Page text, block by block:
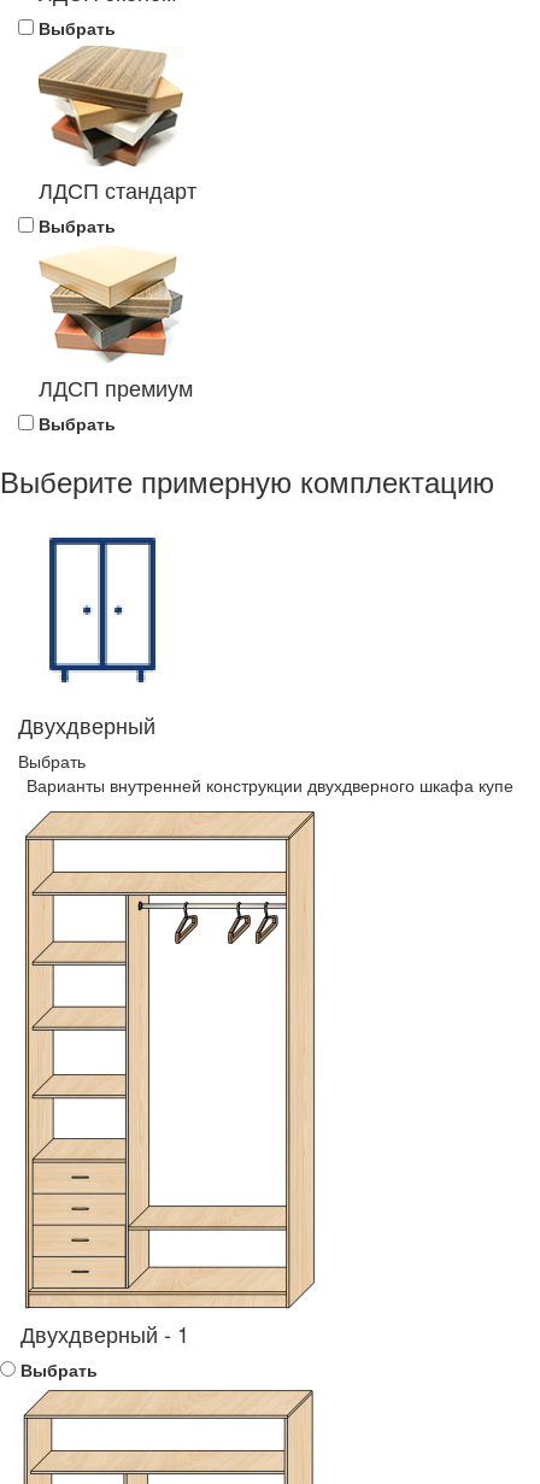
Выбрать
ЛДСП стандарт
Выбрать
ЛДСП премиум
Выбрать
Выберите примерную комплектацию
Двухдверный
Выбрать
Варианты внутренней конструкции двухдверного шкафа купе
Двухдверный - 1
Выбрать